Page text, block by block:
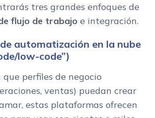
tres grandes enfoques de
flujo de trabajo e integración.
automatización en la nube
low-code”)
que perfiles de negocio
ventas) puedan crear
estas plataformas ofrecen